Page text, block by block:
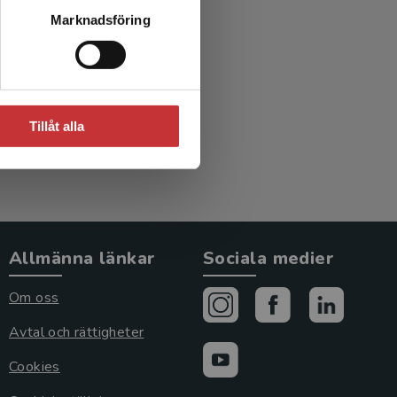
Marknadsföring
Tillåt alla
Allmänna länkar
Om oss
Avtal och rättigheter
Cookies
Sociala medier